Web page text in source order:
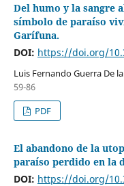
Del humo y la sangre
símbolo de paraíso
Garífuna.
DOI: https://doi.org/
Luis Fernando Guerra De
59-86
PDF
El abandono de la
paraíso perdido en la
DOI: https://doi.org/